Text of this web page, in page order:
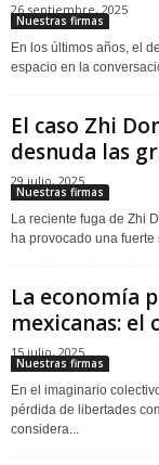
26 septiembre, 2025
Nuestras firmas
En los últimos años, el
espacio en la
El caso Zhi
desnuda las
29 julio, 2025
Nuestras firmas
La reciente fuga de Zhi
ha provocado una
La economía
mexicanas: el
15 julio, 2025
Nuestras firmas
En el imaginario
pérdida de libertades
considera...